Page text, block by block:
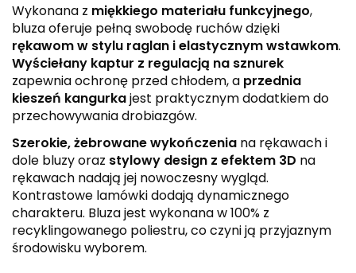
Wykonana z miękkiego materiału funkcyjnego,
bluza oferuje pełną swobodę ruchów dzięki
rękawom w stylu raglan i elastycznym wstawkom.
Wyściełany kaptur z regulacją na sznurek
zapewnia ochronę przed chłodem, a przednia
kieszeń kangurkajest praktycznym dodatkiem do
przechowywania drobiazgów.
Szerokie, żebrowane wykończenia na rękawach i
dole bluzy oraz stylowy design z efektem 3D na
rękawach nadają jej nowoczesny wygląd.
Kontrastowe lamówki dodają dynamicznego
charakteru. Bluza jest wykonana w 100% z
recyklingowanego poliestru, co czyni ją przyjaznym
środowisku wyborem.